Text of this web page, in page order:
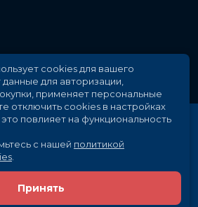
cookies для вашего
для авторизации,
применяет персональные
отключить cookies в настройках
повлияет на функциональность
с нашей политикой
Принять